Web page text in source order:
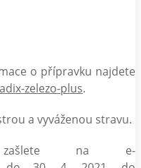
o přípravku najdete
zelezo-plus.
a vyváženou stravu.
zašlete na e-